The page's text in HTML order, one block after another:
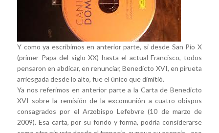
Y como ya escribimos en anterior parte, si desde San Pío X
(primer Papa del siglo XX) hasta el actual Francisco, todos
pensaron en abdicar, en renunciar, Benedicto XVI, en pirueta
arriesgada desde lo alto, fue el único que dimitió.
Ya nos referimos en anterior parte a la Carta de Benedicto
XVI sobre la remisión de la excomunión a cuatro obispos
consagrados por el Arzobispo Lefebvre (10 de marzo de
2009). Esa carta, por su fondo y forma, podría considerarse